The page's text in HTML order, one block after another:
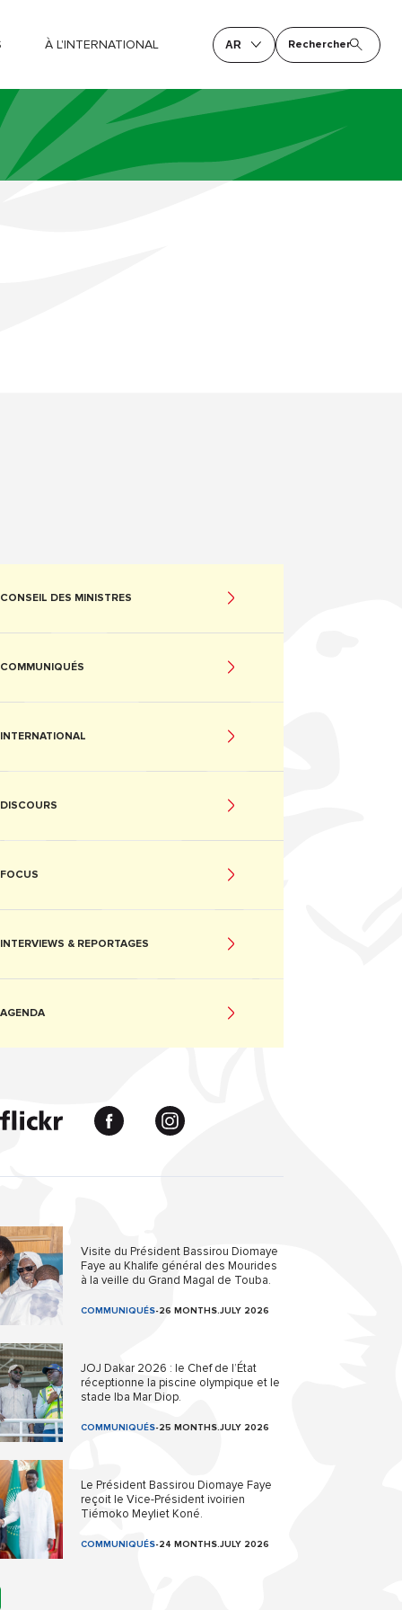
À L'INTERNATIONAL AR Rechercher
CONSEIL DES MINISTRES
COMMUNIQUÉS
INTERNATIONAL
DISCOURS
FOCUS
INTERVIEWS & REPORTAGES
AGENDA
Visite du Président Bassirou Diomaye
Faye au Khalife général des Mourides
à la veille du Grand Magal de Touba.
COMMUNIQUÉS-26 MONTHS.JULY 2026
JOJ Dakar 2026 : le Chef de l’État
réceptionne la piscine olympique et le
stade Iba Mar Diop.
COMMUNIQUÉS-25 MONTHS.JULY 2026
Le Président Bassirou Diomaye Faye
reçoit le Vice-Président ivoirien
Tiémoko Meyliet Koné.
COMMUNIQUÉS-24 MONTHS.JULY 2026